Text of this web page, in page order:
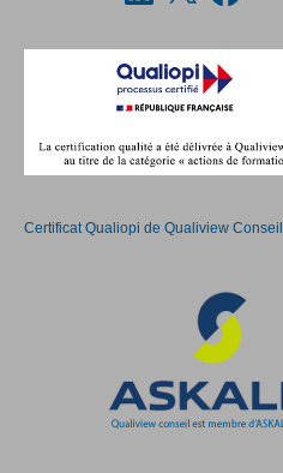
Certificat Qualiopi de Qualiview Conseil